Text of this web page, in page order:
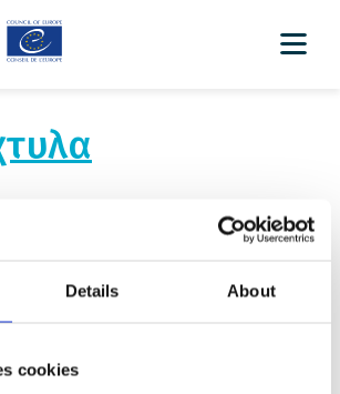
Details About
cookies
(μαθητές, εκπαιδευτικοί, γονείς,
να αναστοχαστεί και να
απώλειες και τις στερήσεις των
σκοπό να βρει τρόπους να τις
ξαναδώσει κάποια από αυτά που